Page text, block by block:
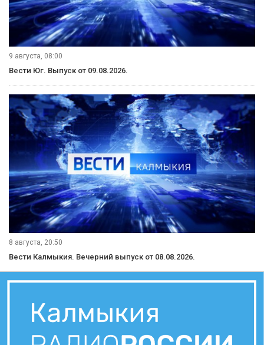
9 августа, 08:00
Вести Юг. Выпуск от 09.08.2026.
8 августа, 20:50
Вести Калмыкия. Вечерний выпуск от 08.08.2026.